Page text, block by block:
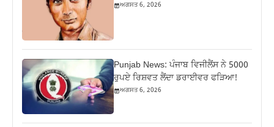
ਅਗਸਤ 6, 2026
Punjab News: ਪੰਜਾਬ ਵਿਜੀਲੈਂਸ ਨੇ 5000
ਰੁਪਏ ਰਿਸ਼ਵਤ ਲੈਂਦਾ ਡਰਾਈਵਰ ਫੜਿਆ!
ਅਗਸਤ 6, 2026